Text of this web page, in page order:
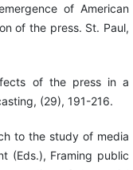
of American
of the press. St. Paul,
of the press in a
(29), 191-216.
to the study of media
(Eds.), Framing public